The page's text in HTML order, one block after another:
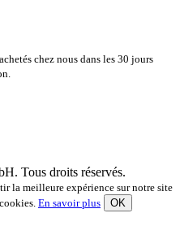
chez nous dans les 30 jours
Tous droits réservés.
la meilleure expérience sur notre site
En savoir plus OK